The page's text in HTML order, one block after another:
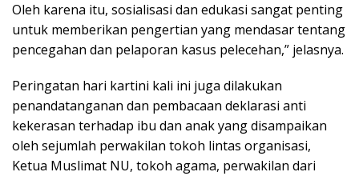
Oleh karena itu, sosialisasi dan edukasi sangat penting
untuk memberikan pengertian yang mendasar tentang
pencegahan dan pelaporan kasus pelecehan,” jelasnya.
Peringatan hari kartini kali ini juga dilakukan
penandatanganan dan pembacaan deklarasi anti
kekerasan terhadap ibu dan anak yang disampaikan
oleh sejumlah perwakilan tokoh lintas organisasi,
Ketua Muslimat NU, tokoh agama, perwakilan dari